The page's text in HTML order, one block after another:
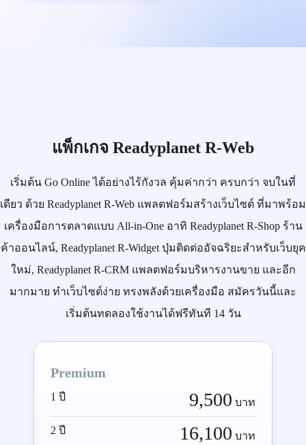
แพ็กเกจ Readyplanet R-Web
เริ่มต้น Go Onlineได้อย่างไร้กังวล คุ้มค่ากว่า ครบกว่า จบในที่
เดียว ด้วย Readyplanet R-Web แพลตฟอร์มสร้างเว็บไซต์ ที่มาพร้อม
เครื่องมือการตลาดแบบ All-in-Oneอาทิ Readyplanet R-Shopร้าน
ค้าออนไลน์, Readyplanet R-Widgetปุ่มติดต่ออัจฉริยะสำหรับเว็บยุค
ใหม่, Readyplanet R-CRMแพลตฟอร์มบริหารงานขาย และอีก
มากมาย ทำเว็บไซต์ง่าย ทรงพลังด้วยเครื่องมือ สมัครวันนี้และ
เริ่มต้นทดลองใช้งานได้ฟรีทันที 14 วัน
Premium
1 ปี 9,500 บาท
2 ปี 16,100 บาท